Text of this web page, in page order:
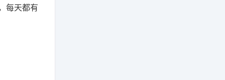
每天都有